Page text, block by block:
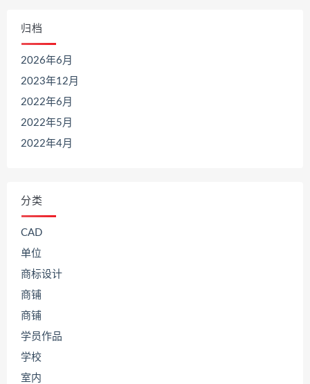
归档
2026年6月
2023年12月
2022年6月
2022年5月
2022年4月
分类
CAD
单位
商标设计
商铺
商铺
学员作品
学校
室内